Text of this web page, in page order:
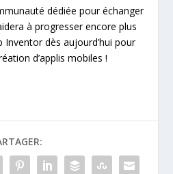
dédiée pour échanger
à progresser encore plus
Inventor dès aujourd’hui pour
d’applis mobiles !